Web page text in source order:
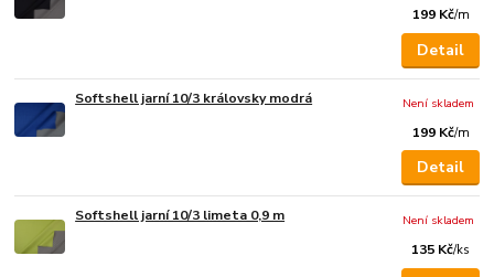
199 Kč/m
Detail
Softshell jarní 10/3 královsky modrá
199 Kč/m
Není skladem
Detail
Softshell jarní 10/3 limeta 0,9 m
135 Kč/ks
Není skladem